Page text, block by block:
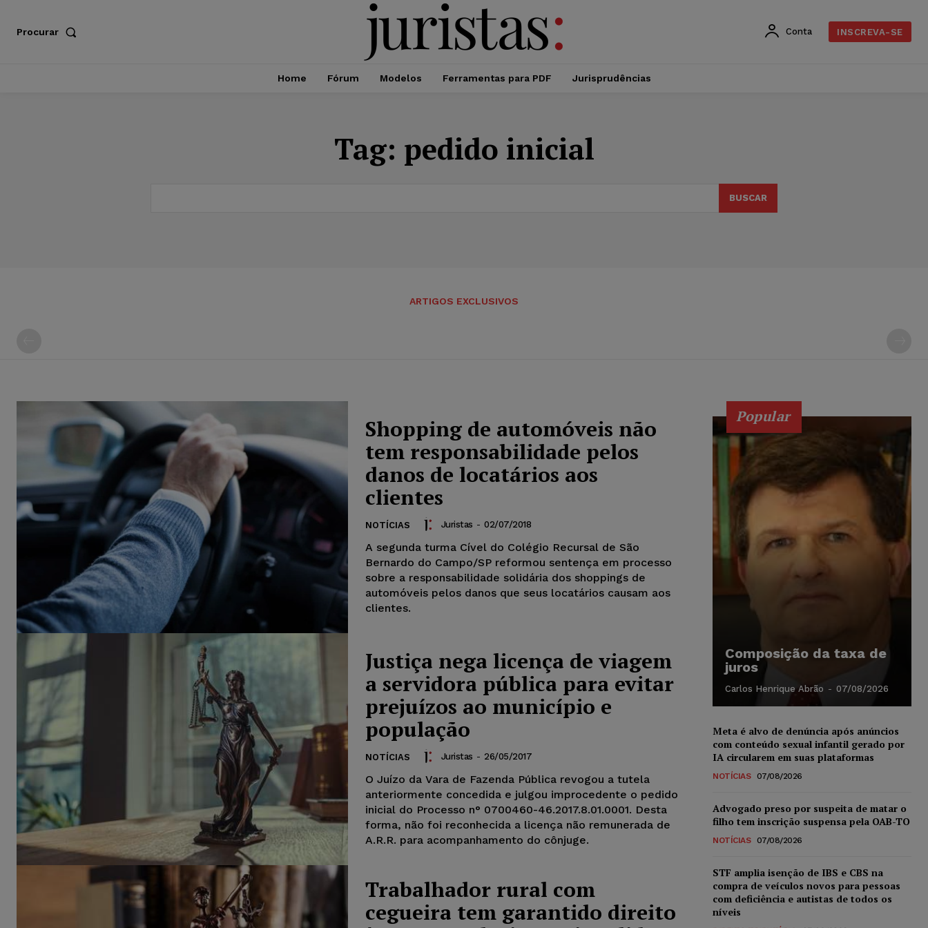
Procurar Conta INSCREVA-SE
Home Fórum Modelos Ferramentas para PDF Jurisprudências
Tag: pedido inicial
BUSCAR
ARTIGOS EXCLUSIVOS
Shopping de automóveis não
tem responsabilidade pelos
danos de locatários aos
clientes
NOTÍCIAS Juristas - 02/07/2018
A segunda turma Cível do Colégio Recursal de São
Bernardo do Campo/SP reformou sentença em processo
sobre a responsabilidade solidária dos shoppings de
automóveis pelos danos que seus locatários causam aos
clientes.
Justiça nega licença de viagem
a servidora pública para evitar
prejuízos ao município e
população
NOTÍCIAS Juristas - 26/05/2017
O Juízo da Vara de Fazenda Pública revogou a tutela
anteriormente concedida e julgou improcedente o pedido
inicial do Processo n° 0700460-46.2017.8.01.0001. Desta
forma, não foi reconhecida a licença não remunerada de
A.R.R. para acompanhamento do cônjuge.
Trabalhador rural com
cegueira tem garantido direito
Popular
Composição da taxa de
juros
Carlos Henrique Abrão - 07/08/2026
Meta é alvo de denúncia após anúncios
com conteúdo sexual infantil gerado por
IA circularem em suas plataformas
NOTÍCIAS 07/08/2026
Advogado preso por suspeita de matar o
filho tem inscrição suspensa pela OAB-TO
NOTÍCIAS 07/08/2026
STF amplia isenção de IBS e CBS na
compra de veículos novos para pessoas
com deficiência e autistas de todos os
níveis